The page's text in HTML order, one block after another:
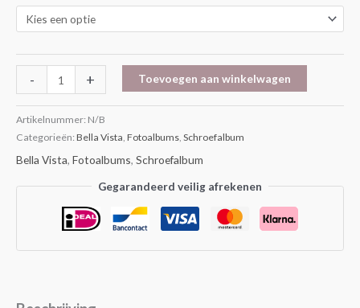
- + Toevoegen aan winkelwagen
Artikelnummer: N/B
Categorieën: Bella Vista, Fotoalbums, Schroefalbum
Bella Vista, Fotoalbums, Schroefalbum
Gegarandeerd veilig afrekenen